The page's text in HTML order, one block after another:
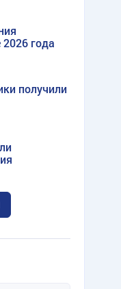
года
получили